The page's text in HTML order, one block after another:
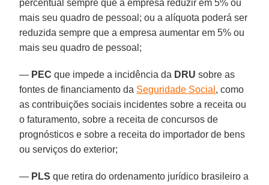
percentual sempre que a empresa reduzir em 5% ou
mais seu quadro de pessoal; ou a alíquota poderá ser
reduzida sempre que a empresa aumentar em 5% ou
mais seu quadro de pessoal;
— PEC que impede a incidência da DRU sobre as
fontes de financiamento da Seguridade Social , como
as contribuições sociais incidentes sobre a receita ou
o faturamento, sobre a receita de concursos de
prognósticos e sobre a receita do importador de bens
ou serviços do exterior;
— PLS que retira do ordenamento jurídico brasileiro a